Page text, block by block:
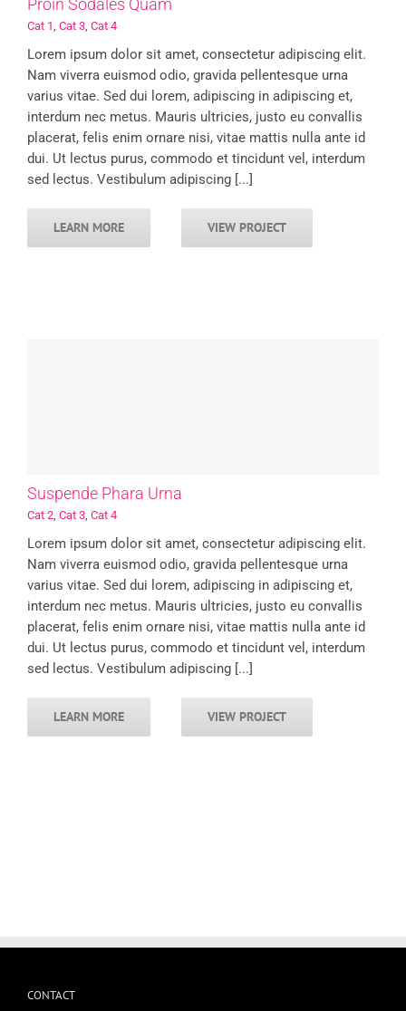
Proin Sodales Quam
Cat 1, Cat 3, Cat 4
Lorem ipsum dolor sit amet, consectetur adipiscing elit.
Nam viverra euismod odio, gravida pellentesque urna
varius vitae. Sed dui lorem, adipiscing in adipiscing et,
interdum nec metus. Mauris ultricies, justo eu convallis
placerat, felis enim ornare nisi, vitae mattis nulla ante id
dui. Ut lectus purus, commodo et tincidunt vel, interdum
sed lectus. Vestibulum adipiscing [...]
LEARN MORE VIEW PROJECT
Suspende Phara Urna
Cat 2, Cat 3, Cat 4
Lorem ipsum dolor sit amet, consectetur adipiscing elit.
Nam viverra euismod odio, gravida pellentesque urna
varius vitae. Sed dui lorem, adipiscing in adipiscing et,
interdum nec metus. Mauris ultricies, justo eu convallis
placerat, felis enim ornare nisi, vitae mattis nulla ante id
dui. Ut lectus purus, commodo et tincidunt vel, interdum
sed lectus. Vestibulum adipiscing [...]
LEARN MORE VIEW PROJECT
CONTACT